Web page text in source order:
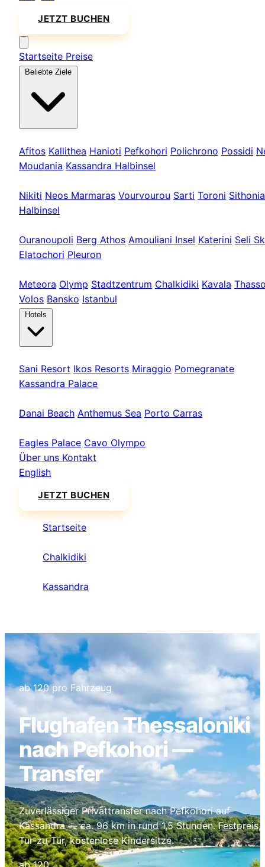
JETZT BUCHEN
Startseite Preise
Beliebte Ziele
Afitos Kallithea Hanioti Pefkohori Polichrono Possidi
Moudania Kassandra Halbinsel
Nikiti Neos Marmaras Vourvourou Sarti Toroni Sithonia
Halbinsel
Ouranoupoli Berg Athos Amouliani Insel Katerini Seli
Elatochori Pleuron
Meteora Olymp Stadtzentrum Chalkidiki Kavala
Volos Bansko Istanbul
Hotels
Sani Resort Ikos Resorts Miraggio Pomegranate
Kassandra Palace
Danai Beach Anthemus Sea Porto Carras
Eagles Palace Cavo Olympo
Über uns Kontakt
English
JETZT BUCHEN
Startseite
Chalkidiki
Kassandra
ab 120 pro Fahrzeug
Flughafen Thessaloniki
nach Pefkohori —
Transfer
Zuverlässiger Privattransfer nach Pefkohori auf
Kassandra — ca. 96 km in rund 1,5 Stunden. Festpreis,
Tür-zu-Tür, kostenlose Kindersitze.
ab 120